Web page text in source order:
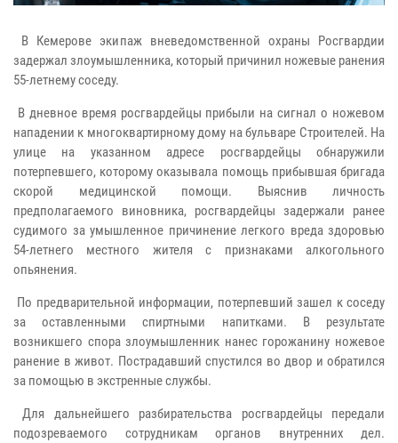
В Кемерове экипаж вневедомственной охраны Росгвардии
задержал злоумышленника, который причинил ножевые ранения
55-летнему соседу.
В дневное время росгвардейцы прибыли на сигнал о ножевом
нападении к многоквартирному дому на бульваре Строителей. На
улице на указанном адресе росгвардейцы обнаружили
потерпевшего, которому оказывала помощь прибывшая бригада
скорой медицинской помощи. Выяснив личность
предполагаемого виновника, росгвардейцы задержали ранее
судимого за умышленное причинение легкого вреда здоровью
54-летнего местного жителя с признаками алкогольного
опьянения.
По предварительной информации, потерпевший зашел к соседу
за оставленными спиртными напитками. В результате
возникшего спора злоумышленник нанес горожанину ножевое
ранение в живот. Пострадавший спустился во двор и обратился
за помощью в экстренные службы.
Для дальнейшего разбирательства росгвардейцы передали
подозреваемого сотрудникам органов внутренних дел.